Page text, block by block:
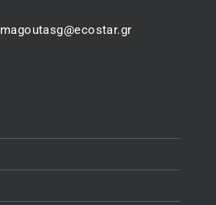
magoutasg@ecostar.gr